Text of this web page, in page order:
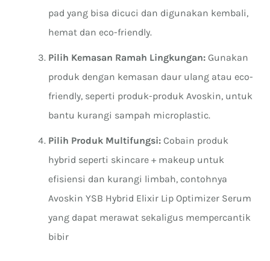
pad yang bisa dicuci dan digunakan kembali,
hemat dan eco-friendly.
Pilih Kemasan Ramah Lingkungan: Gunakan
produk dengan kemasan daur ulang atau eco-
friendly, seperti produk-produk Avoskin, untuk
bantu kurangi sampah microplastic.
Pilih Produk Multifungsi: Cobain produk
hybrid seperti skincare + makeup untuk
efisiensi dan kurangi limbah, contohnya
Avoskin YSB Hybrid Elixir Lip Optimizer Serum
yang dapat merawat sekaligus mempercantik
bibir